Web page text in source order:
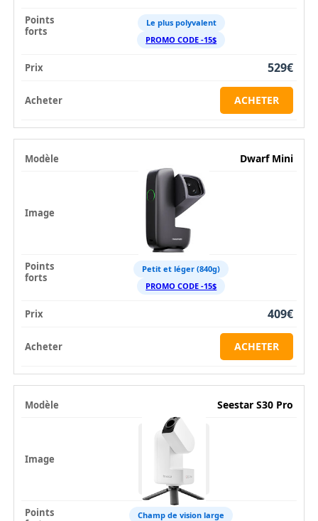
Le plus polyvalent
PROMO CODE -15$
529€
ACHETER
Dwarf Mini
Petit et léger (840g)
PROMO CODE -15$
409€
ACHETER
Seestar S30 Pro
Champ de vision large